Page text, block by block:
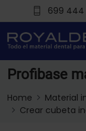
699 444
Profibase
Home Material
Crear cubeta